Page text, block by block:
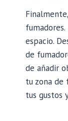
espacio.
de
de añadir
tu zona de
tus gustos